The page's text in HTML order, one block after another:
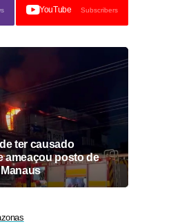
YouTube Subscribers
ter causado
ameaçou posto de